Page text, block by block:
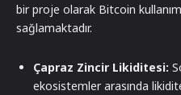
bir proje olarak Bitcoin
sağlamaktadır.
Çapraz Zincir Likiditesi:
ekosistemler arasında